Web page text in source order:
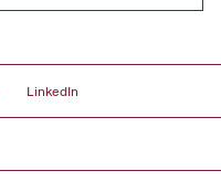
LinkedIn